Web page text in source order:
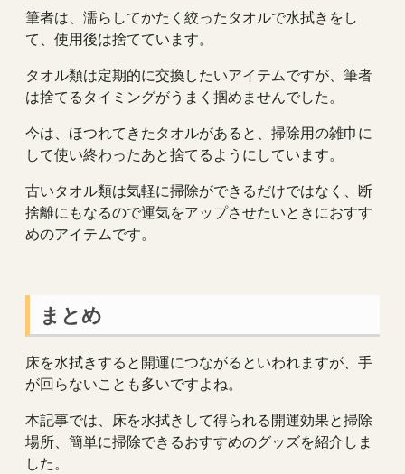
筆者は、濡らしてかたく絞ったタオルで水拭きをし
て、使用後は捨てています。
タオル類は定期的に交換したいアイテムですが、筆者
は捨てるタイミングがうまく掴めませんでした。
今は、ほつれてきたタオルがあると、掃除用の雑巾に
して使い終わったあと捨てるようにしています。
古いタオル類は気軽に掃除ができるだけではなく、断
捨離にもなるので運気をアップさせたいときにおすす
めのアイテムです。
まとめ
床を水拭きすると開運につながるといわれますが、手
が回らないことも多いですよね。
本記事では、床を水拭きして得られる開運効果と掃除
場所、簡単に掃除できるおすすめのグッズを紹介しま
した。